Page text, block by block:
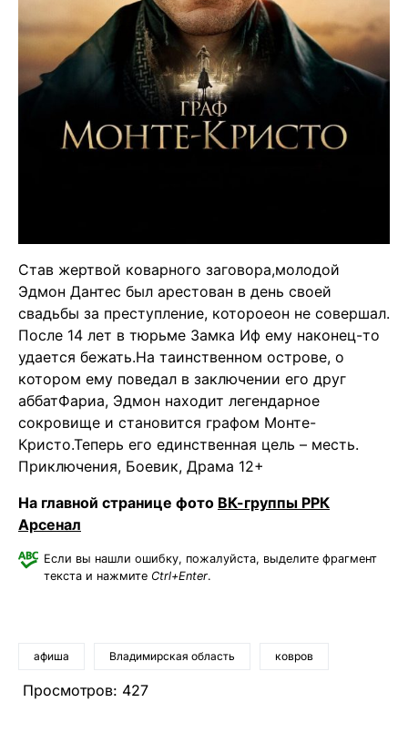
Став жертвой коварного заговора,молодой
Эдмон Дантес был арестован в день своей
свадьбы за преступление, котороеон не совершал.
После 14 лет в тюрьме Замка Иф ему наконец-то
удается бежать.На таинственном острове, о
котором ему поведал в заключении его друг
аббатФариа, Эдмон находит легендарное
сокровище и становится графом Монте-
Кристо.Теперь его единственная цель – месть.
Приключения, Боевик, Драма 12+
На главной странице фото ВК-группы РРК
Арсенал
Если вы нашли ошибку, пожалуйста, выделите фрагмент
текста и нажмите Ctrl+Enter.
афиша Владимирская область ковров
Просмотров: 427